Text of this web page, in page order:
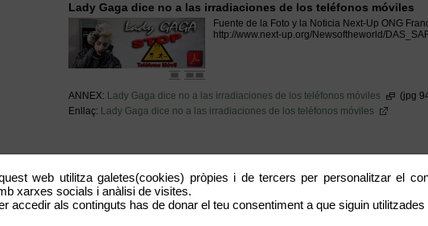
Lady Gaga dice no a las irradiaciones de los teléfonos móviles
Fuente de la Foto y la Noticia Next-Up ONG
http://www.next-up.org/Newsoftheworld/
ANNEX: Lady Gaga dice no a las irradiaciones de los teléfonos móviles
(jpg
Enllaç: Lady Gaga dice no a las irradiaciones de los teléfonos móviles
web utilitza galetes(cookies) pròpies i de tercers per personalitzar el
xarxes socials i anàlisi de visites.
accedir als continguts has de donar el teu consentiment a que siguin utilitzades